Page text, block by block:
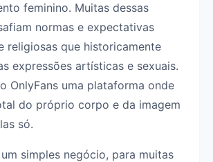
feminino. Muitas dessas
normas e expectativas
religiosas que historicamente
expressões artísticas e sexuais.
OnlyFans uma plataforma onde
do próprio corpo e da imagem
só.
simples negócio, para muitas